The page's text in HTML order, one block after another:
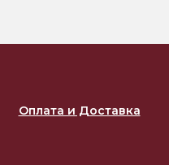
Оплата и Доставка